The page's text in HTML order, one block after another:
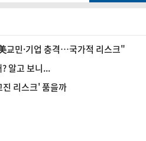
교민·기업 충격…국가적 리스크"
알고 보니...
리스크' 품을까